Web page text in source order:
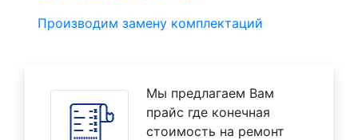
Производим замену комплектаций
Мы предлагаем Вам
прайс где конечная
стоимость на ремонт